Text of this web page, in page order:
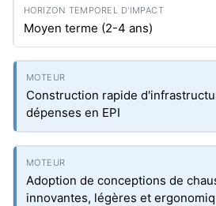
Moyen terme (2-4 ans)
Construction rapide
dépenses en EPI
Adoption de conceptions de
innovantes, légères et